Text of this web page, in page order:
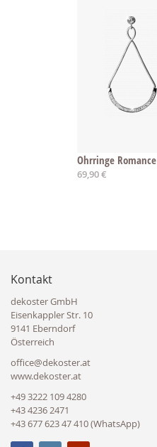
Ohrringe Romance
69,90 €
Kontakt
dekoster GmbH
Eisenkappler Str. 10
9141 Eberndorf
Österreich
office@dekoster.at
www.dekoster.at
+49 3222 109 4280
+43 4236 2471
+43 677 623 47 410 (WhatsApp)